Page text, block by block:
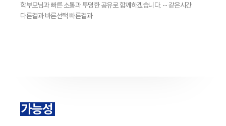
학부모님과 빠른 소통과 투명한 공유로 함께하겠습니다. -- 같은시간
다른결과 바른선택 빠른결과
가능성